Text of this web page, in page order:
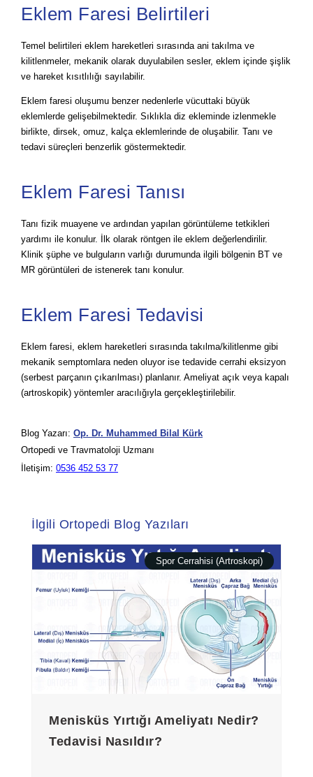
Eklem Faresi Belirtileri
Temel belirtileri eklem hareketleri sırasında ani takılma ve
kilitlenmeler, mekanik olarak duyulabilen sesler, eklem içinde şişlik
ve hareket kısıtlılığı sayılabilir.
Eklem faresi oluşumu benzer nedenlerle vücuttaki büyük
eklemlerde gelişebilmektedir. Sıklıkla diz ekleminde izlenmekle
birlikte, dirsek, omuz, kalça eklemlerinde de oluşabilir. Tanı ve
tedavi süreçleri benzerlik göstermektedir.
Eklem Faresi Tanısı
Tanı fizik muayene ve ardından yapılan görüntüleme tetkikleri
yardımı ile konulur. İlk olarak röntgen ile eklem değerlendirilir.
Klinik şüphe ve bulguların varlığı durumunda ilgili bölgenin BT ve
MR görüntüleri de istenerek tanı konulur.
Eklem Faresi Tedavisi
Eklem faresi, eklem hareketleri sırasında takılma/kilitlenme gibi
mekanik semptomlara neden oluyor ise tedavide cerrahi eksizyon
(serbest parçanın çıkarılması) planlanır. Ameliyat açık veya kapalı
(artroskopik) yöntemler aracılığıyla gerçekleştirilebilir.
Blog Yazarı: Op. Dr. Muhammed Bilal Kürk
Ortopedi ve Travmatoloji Uzmanı
İletişim: 0536 452 53 77
İlgili Ortopedi Blog Yazıları
Spor Cerrahisi (Artroskopi)
Menisküs Yırtığı Ameliyatı Nedir?
Tedavisi Nasıldır?